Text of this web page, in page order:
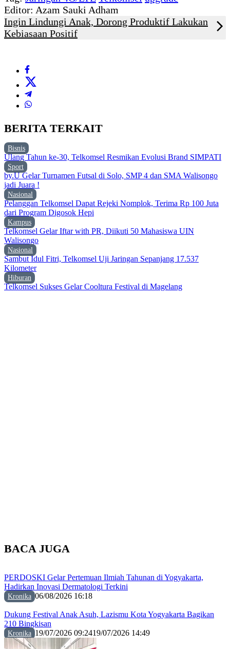
Editor: Azam Sauki Adham
Ingin Lindungi Anak, Dorong Produktif Lakukan
Kebiasaan Positif
BERITA TERKAIT
Bisnis
Ulang Tahun ke-30, Telkomsel Resmikan Evolusi Brand SIMPATI
Sport
by.U Gelar Turnamen Futsal di Solo, SMP 4 dan SMA Walisongo
jadi Juara !
Nasional
Pelanggan Telkomsel Dapat Rejeki Nomplok, Terima Rp 100 Juta
dari Program Digosok Hepi
Kampus
Telkomsel Gelar Iftar with PR, Diikuti 50 Mahasiswa UIN
Walisongo
Nasional
Sambut Idul Fitri, Telkomsel Uji Jaringan Sepanjang 17.537
Kilometer
Hiburan
Telkomsel Sukses Gelar Cooltura Festival di Magelang
BACA JUGA
PERDOSKI Gelar Pertemuan Ilmiah Tahunan di Yogyakarta,
Hadirkan Inovasi Dermatologi Terkini
Kronika 06/08/2026 16:18
Dukung Festival Anak Asuh, Lazismu Kota Yogyakarta Bagikan
210 Bingkisan
Kronika 19/07/2026 09:2419/07/2026 14:49